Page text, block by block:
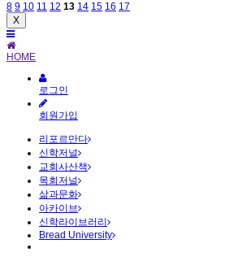
8 9 10 11 12 13 14 15 16 17
X
HOME
로그인
회원가입
리포르만다
신학저널
교회사산책
목회저널
삶과문화
아카이브
신학라이브러리
Bread University